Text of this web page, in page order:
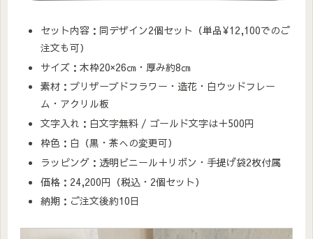
セット内容：同デザイン2個セット（単品¥12,100でのご
注文も可）
サイズ：木枠20×26㎝・厚み約8㎝
素材：プリザーブドフラワー・造花・白ウッドフレー
ム・アクリル板
文字入れ：白文字無料 / ゴールド文字は＋500円
枠色：白（黒・茶への変更可）
ラッピング：透明ビニール＋リボン・手提げ袋2枚付属
価格：24,200円（税込・2個セット）
納期：ご注文後約10日